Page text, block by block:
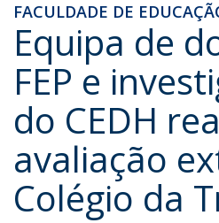
FACULDADE DE
Equipa de
FEP e
do CEDH
avaliação
Colégio da